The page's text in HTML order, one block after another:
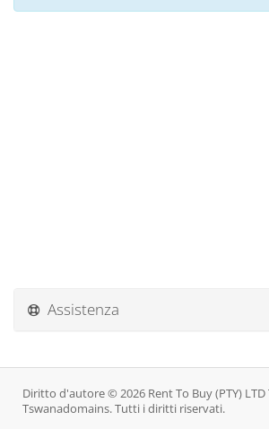
Assistenza
Diritto d'autore © 2026 Rent To Buy (PTY) LTD
Tswanadomains. Tutti i diritti riservati.